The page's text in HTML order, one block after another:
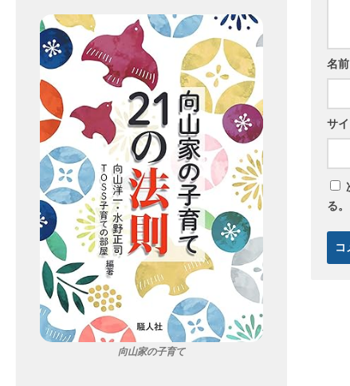
名前
サ
る。
向山家の子育て